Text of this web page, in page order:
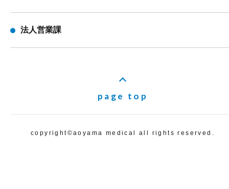
法人営業課
page top
copyright©️aoyama medical all rights reserved.